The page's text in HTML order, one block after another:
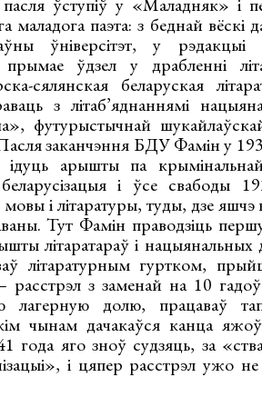
паэта: з беднай вёскі
ўніверсітэт, у рэдакцыі
ўдзел у драбленні
сялянская беларуская
з літаб’яднаннямі
футурыстычнай
заканчэння БДУ Фамін у
арышты па
і ўсе свабоды
і літаратуры, туды, дзе
Тут Фамін праводзіць
літаратараў і
літаратурным гуртком,
з заменай на 10
долю, працаваў
чынам дачакаўся канца
яго зноў судзяць, за
і цяпер расстрэл ужо